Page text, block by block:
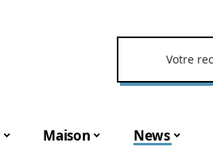
Maison News